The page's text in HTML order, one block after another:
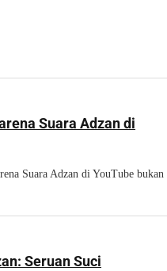
Suara Adzan di
Suara Adzan di YouTube bukan
Seruan Suci